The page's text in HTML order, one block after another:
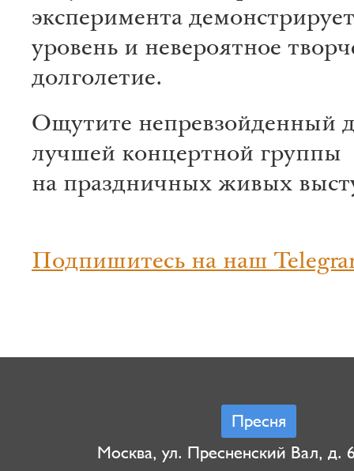
эксперимента
уровень и невероятное
долголетие.
Ощутите непревзойденный
лучшей концертной группы
на праздничных живых
Подпишитесь на наш
Пресня
Москва, ул. Пресненский Вал, д.